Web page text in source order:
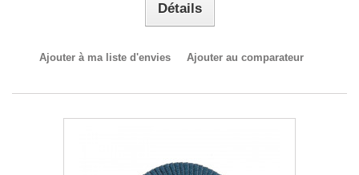
Détails
Ajouter à ma liste d'envies Ajouter au comparateur